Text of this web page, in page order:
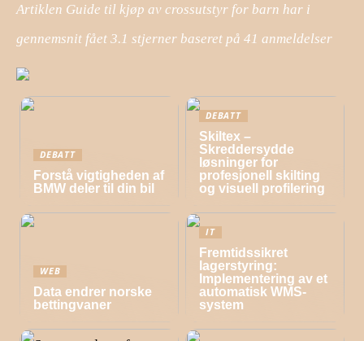
Artiklen Guide til kjøp av crossutstyr for barn har i
gennemsnit fået 3.1 stjerner baseret på 41 anmeldelser
DEBATT
Forstå vigtigheden af
BMW deler til din bil
DEBATT
Skiltex –
Skreddersydde
løsninger for
profesjonell skilting
og visuell profilering
WEB
Data endrer norske
bettingvaner
IT
Fremtidssikret
lagerstyring:
Implementering av et
automatisk WMS-
system